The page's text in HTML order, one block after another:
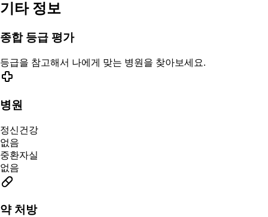
기타 정보
종합 등급 평가
등급을 참고해서 나에게 맞는 병원을 찾아보세요.
병원
정신건강
없음
중환자실
없음
약 처방